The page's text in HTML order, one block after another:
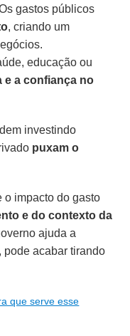
gastos públicos
, criando um
educação ou
e a confiança no
investindo
puxam o
o impacto do gasto
e do contexto da
ajuda a
pode acabar tirando
que serve esse